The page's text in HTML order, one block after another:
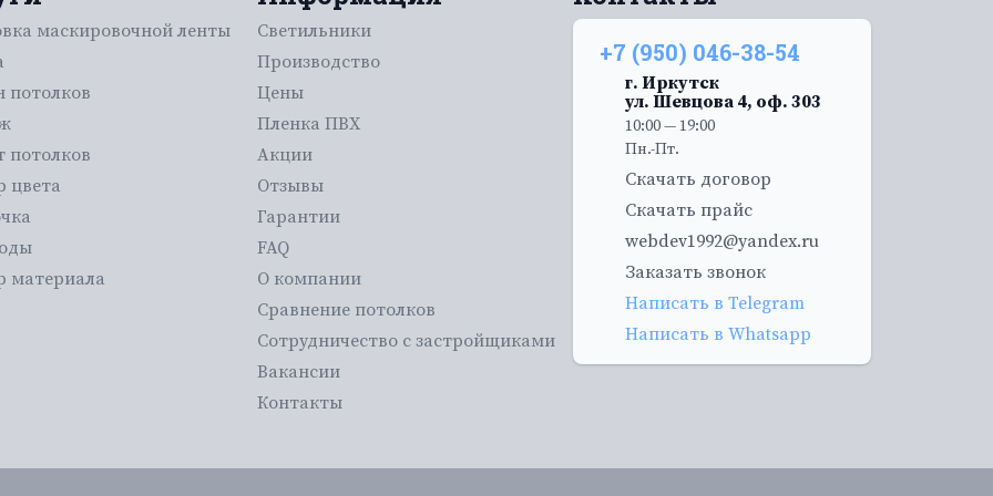
маскировочной ленты
потолков
потолков
цвета
материала
Светильники
Производство
Цены
Пленка ПВХ
Акции
Отзывы
Гарантии
FAQ
О компании
Сравнение потолков
Сотрудничество с застройщиками
Вакансии
Контакты
+7 (950) 046-38-54
г. Иркутск
ул. Шевцова 4, оф. 303
10:00 — 19:00
Пн.-Пт.
Скачать договор
Скачать прайс
webdev1992@yandex.ru
Заказать звонок
Написать в Telegram
Написать в Whatsapp